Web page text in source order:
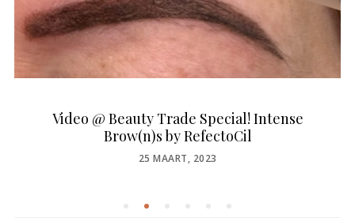
Video @ Beauty Trade Special! Intense
Brow(n)s by RefectoCil
POSTED
25 MAART, 2023